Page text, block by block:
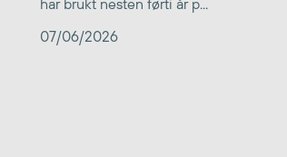
har brukt nesten førti år p...
07/06/2026